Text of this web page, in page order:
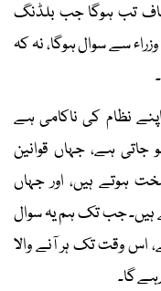
تب ہوگا جب بلڈنگ
وزراء سے سوال ہوگا، نہ کہ
نظام کی ناکامی ہے
ہے، جہاں قوانین
ہوتے ہیں، اور جہاں
ہیں۔ جب تک ہم یہ سوال
اس وقت تک ہر آنے والا
گا۔